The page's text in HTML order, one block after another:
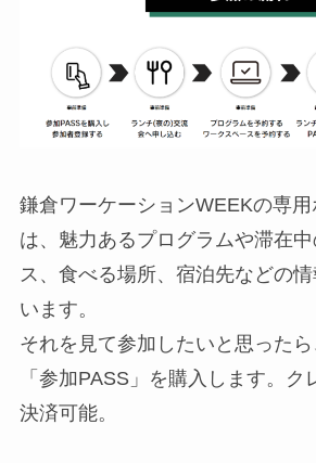
鎌倉ワーケーションWEEKの専
は、魅力あるプログラムや滞在
ス、食べる場所、宿泊先などの
います。
それを見て参加したいと思った
「参加PASS」を購入します。
決済可能。